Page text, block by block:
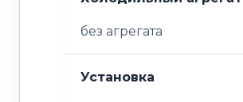
без агрегата
Установка